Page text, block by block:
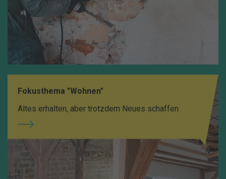
Fokusthema "Wohnen"
Altes erhalten, aber trotzdem Neues schaffen